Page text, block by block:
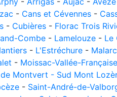
- Cans et Cévennes -
- Cubières - Florac Trois
Combe - Lamelouze - Le
- L'Estréchure -
- Moissac-Vallée-Française
Montvert - Sud Mont
- Saint-André-de-